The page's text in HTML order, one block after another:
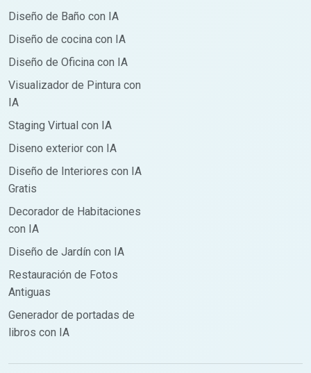
Diseño de Baño con IA
Diseño de cocina con IA
Diseño de Oficina con IA
Visualizador de Pintura con
IA
Staging Virtual con IA
Diseno exterior con IA
Diseño de Interiores con IA
Gratis
Decorador de Habitaciones
con IA
Diseño de Jardín con IA
Restauración de Fotos
Antiguas
Generador de portadas de
libros con IA